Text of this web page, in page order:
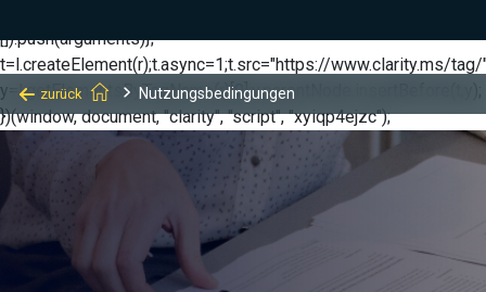
[]).push(arguments)};
t=l.createElement(r);t.async=1;t.src="https://www.clarity.ms/tag/
y=l.getElementsByTagName(r)[0];y.parentNode.insertBefore(t,y);
})(window, document, "clarity", "script", "xyiqp4ejzc");
zurück Nutzungsbedingungen